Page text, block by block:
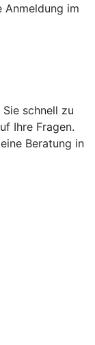
Anmeldung im
schnell zu
Ihre Fragen.
Beratung in